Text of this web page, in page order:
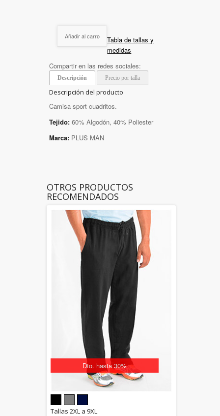
Añadir al carro
Tabla de tallas y
medidas
Compartir en las redes sociales:
Descripción Precio por talla
Descripción del producto
Camisa sport cuadritos.
Tejido: 60% Algodón, 40% Poliester
Marca: PLUS MAN
OTROS PRODUCTOS
RECOMENDADOS
Dto. hasta 30%
5.00
Tallas 2XL a 9XL